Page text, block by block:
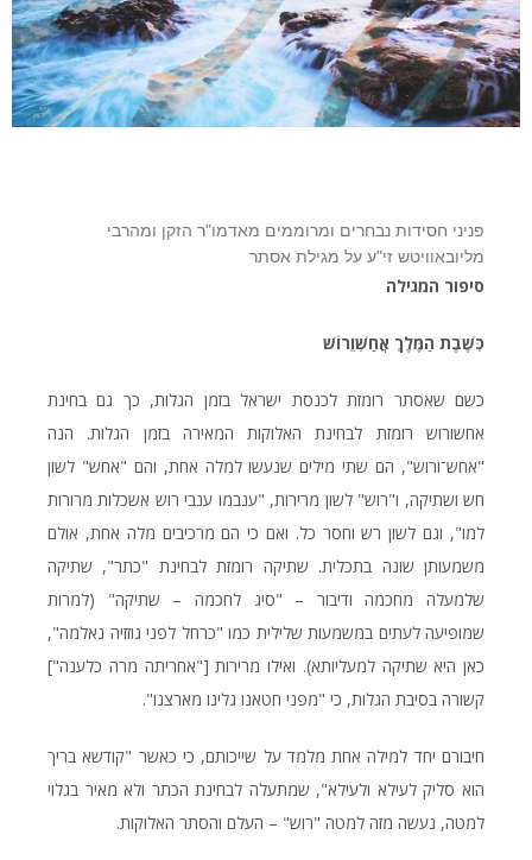
פניני חסידות נבחרים ומרוממים מאדמו"ר הזקן ומהרבי
מליובאוויטש זי"ע על מגילת אסתר
סיפור המגילה
כְּשֶׁבֶת הַמֶּלֶךְ אֲחַשְׁוֵרוֹשׁ
כשם שאסתר רומזת לכנסת ישראל בזמן הגלות, כך גם בחינת
אחשורוש רומזת לבחינת האלוקות המאירה בזמן הגלות. הנה
"אחש־ורוש", הם שתי מילים שנעשו למלה אחת, והם "אחש" לשון
חש ושתיקה, ו"רוש" לשון מרירות, "ענבמו ענבי רוש אשכלות מרורות
למו", וגם לשון רש וחסר כל. ואם כי הם מרכיבים מלה אחת, אולם
משמעותן שונה בתכלית. שתיקה רומזת לבחינת "כתר", שתיקה
שלמעלה מחכמה ודיבור – "סיג לחכמה – שתיקה" (למרות
שמופיעה לעתים במשמעות שלילית כמו "כרחל לפני גוזזיה נאלמה",
כאן היא שתיקה למעליותא). ואילו מרירות ["אחריתה מרה כלענה"]
קשורה בסיבת הגלות, כי "מפני חטאנו גלינו מארצנו".
חיבורם יחד למילה אחת מלמד על שייכותם, כי כאשר "קודשא בריך
הוא סליק לעילא ולעילא", שמתעלה לבחינת הכתר ולא מאיר בגלוי
למטה, נעשה מזה למטה "רוש" – העלם והסתר האלוקות.